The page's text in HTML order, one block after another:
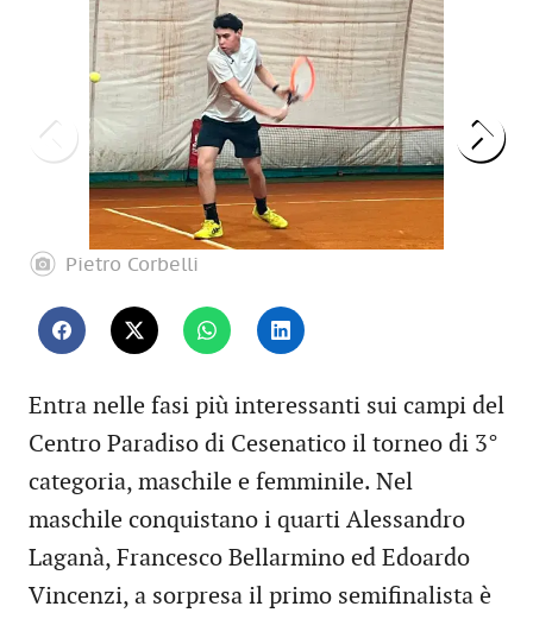
Pietro Corbelli
Entra nelle fasi più interessanti sui campi del
Centro Paradiso di Cesenatico il torneo di 3°
categoria, maschile e femminile. Nel
maschile conquistano i quarti Alessandro
Laganà, Francesco Bellarmino ed Edoardo
Vincenzi, a sorpresa il primo semifinalista è